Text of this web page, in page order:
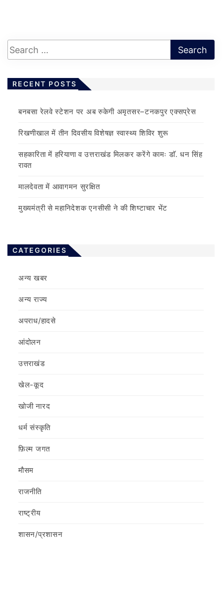
RECENT POSTS
बनबसा रेलवे स्टेशन पर अब रुकेगी अमृतसर–टनकपुर एक्सप्रेस
रिखणीखाल में तीन दिवसीय विशेषज्ञ स्वास्थ्य शिविर शुरू
सहकारिता में हरियाणा व उत्तराखंड मिलकर करेंगे कामः डाॅ. धन सिंह
रावत
मालदेवता में आवागमन सुरक्षित
मुख्यमंत्री से महानिदेशक एनसीसी ने की शिष्टाचार भेंट
CATEGORIES
अन्य खबर
अन्य राज्य
अपराध/हादसे
आंदोलन
उत्तराखंड
खेल-कूद
खोजी नारद
धर्म संस्कृति
फ़िल्‍म जगत
मौसम
राजनीति
राष्ट्रीय
शासन/प्रशासन